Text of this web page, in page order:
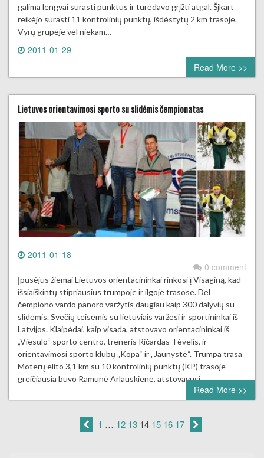
galima lengvai surasti punktus ir turėdavo grįžti atgal. Šįkart
reikėjo surasti 11 kontrolinių punktų, išdėstytų 2 km trasoje.
Vyrų grupėje vėl niekam…
2011-01-29
0 comment
Read More >>
Lietuvos orientavimosi sporto su slidėmis čempionatas
2011-01-18
0 comment
Įpusėjus žiemai Lietuvos orientacininkai rinkosi į Visaginą, kad
išsiaiškintų stipriausius trumpoje ir ilgoje trasose. Dėl
čempiono vardo panoro varžytis daugiau kaip 300 dalyvių su
slidėmis. Svečių teisėmis su lietuviais varžėsi ir sportininkai iš
Latvijos. Klaipėdai, kaip visada, atstovavo orientacininkai iš
„Viesulo“ sporto centro, treneris Ričardas Tėvelis, ir
orientavimosi sporto klubų „Kopa“ ir „Jaunystė“. Trumpa trasa
Moterų elito 3,1 km su 10 kontrolinių punktų (KP) trasoje
greičiausia buvo Ramunė Arlauskienė, atstovavusi…
Read More >>
1 … 12 13 14 15 16 17